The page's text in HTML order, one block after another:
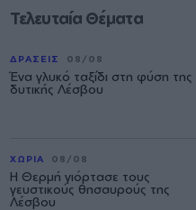
Τελευταία Θέματα
ΔΡΑΣΕΙΣ 08/08
Ένα γλυκό ταξίδι στη φύση της
δυτικής Λέσβου
ΧΩΡΙΑ 08/08
Η Θερμή γιόρτασε τους
γευστικούς θησαυρούς της
Λέσβου